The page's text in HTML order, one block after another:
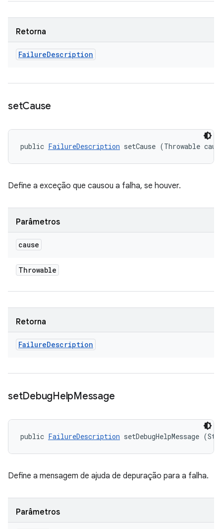
Retorna
FailureDescription
setCause
public FailureDescription setCause (Throwable
Define a exceção que causou a falha, se houver.
Parâmetros
cause
Throwable
Retorna
FailureDescription
setDebugHelpMessage
public FailureDescription setDebugHelpMessage
Define a mensagem de ajuda de depuração para a falha.
Parâmetros